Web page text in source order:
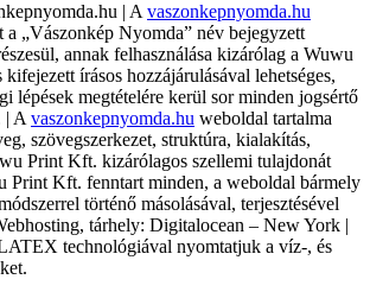
| A vaszonkepnyomda.hu
a „Vászonkép Nyomda” név bejegyzett
annak felhasználása kizárólag a Wuwu
írásos hozzájárulásával lehetséges,
lépések megtételére kerül sor minden jogsértő
| A vaszonkepnyomda.hu weboldal tartalma
szövegszerkezet, struktúra, kialakítás,
Print Kft. kizárólagos szellemi tulajdonát
Print Kft. fenntart minden, a weboldal bármely
történő másolásával, terjesztésével
tárhely: Digitalocean – New York |
technológiával nyomtatjuk a víz-, és